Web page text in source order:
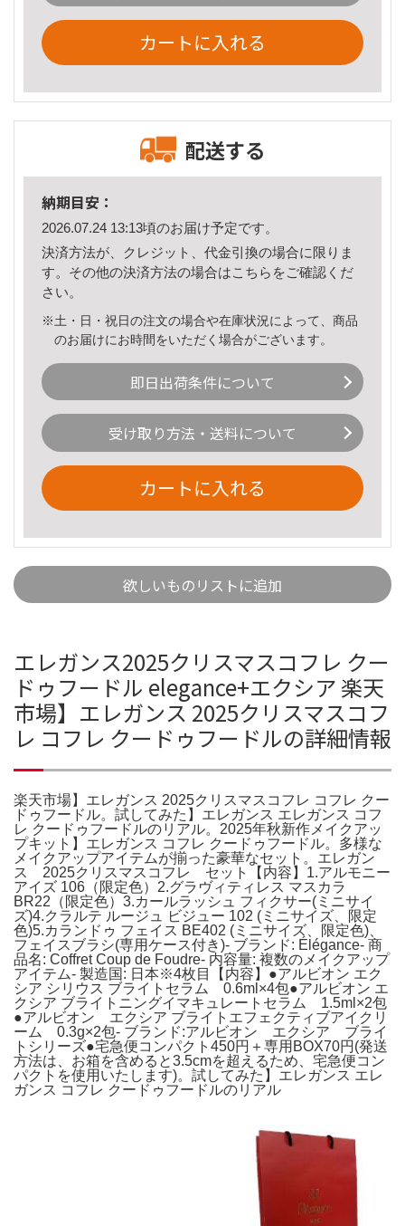
カートに入れる
配送する
納期目安：
2026.07.24 13:13頃のお届け予定です。
決済方法が、クレジット、代金引換の場合に限りま
す。その他の決済方法の場合はこちら をご確認くだ
さい。
※土・日・祝日の注文の場合や在庫状況によって、商品
のお届けにお時間をいただく場合がございます。
即日出荷条件について
受け取り方法・送料について
カートに入れる
欲しいものリストに追加
エレガンス2025クリスマスコフレ クー
ドゥフードル elegance+エクシア 楽天
市場】エレガンス 2025クリスマスコフ
レ コフレ クードゥフードルの詳細情報
楽天市場】エレガンス 2025クリスマスコフレ コフレ クー
ドゥフードル。試してみた】エレガンス エレガンス コフ
レ クードゥフードルのリアル。2025年秋新作メイクアッ
プキット】エレガンス コフレ クードゥフードル。多様な
メイクアップアイテムが揃った豪華なセット。エレガン
ス 2025クリスマスコフレ セット【内容】1.アルモニー
アイズ 106（限定色）2.グラヴィティレス マスカラ
BR22（限定色）3.カールラッシュ フィクサー(ミニサイ
ズ)4.クラルテ ルージュ ビジュー 102 (ミニサイズ、限定
色)5.カランドゥ フェイス BE402 (ミニサイズ、限定色)、
フェイスブラシ(専用ケース付き)- ブランド: Élégance- 商
品名: Coffret Coup de Foudre- 内容量: 複数のメイクアップ
アイテム- 製造国: 日本※4枚目【内容】●アルビオン エク
シア シリウス ブライトセラム 0.6ml×4包●アルビオン エ
クシア ブライトニングイマキュレートセラム 1.5ml×2包
●アルビオン エクシア ブライトエフェクティブアイクリ
ーム 0.3g×2包- ブランド:アルビオン エクシア ブライ
トシリーズ●宅急便コンパクト450円＋専用BOX70円(発送
方法は、お箱を含めると3.5cmを超えるため、宅急便コン
パクトを使用いたします)。試してみた】エレガンス エレ
ガンス コフレ クードゥフードルのリアル